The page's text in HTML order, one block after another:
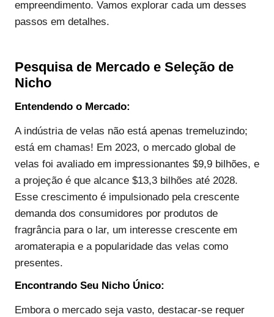
empreendimento. Vamos explorar cada um desses
passos em detalhes.
Pesquisa de Mercado e Seleção de
Nicho
Entendendo o Mercado:
A indústria de velas não está apenas tremeluzindo;
está em chamas! Em 2023, o mercado global de
velas foi avaliado em impressionantes $9,9 bilhões, e
a projeção é que alcance $13,3 bilhões até 2028.
Esse crescimento é impulsionado pela crescente
demanda dos consumidores por produtos de
fragrância para o lar, um interesse crescente em
aromaterapia e a popularidade das velas como
presentes.
Encontrando Seu Nicho Único:
Embora o mercado seja vasto, destacar-se requer